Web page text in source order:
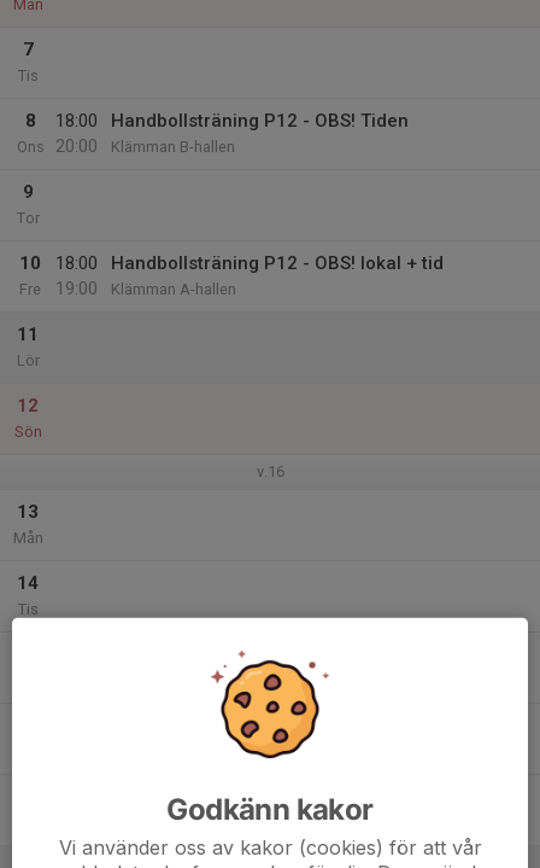
Mån
7
Tis
8
Ons
18:00
20:00
Handbollsträning P12 - OBS! Tiden
Klämman B-hallen
9
Tor
10
Fre
18:00
19:00
Handbollsträning P12 - OBS! lokal + tid
Klämman A-hallen
11
Lör
12
Sön
v.16
13
Mån
14
Tis
Handbollsträning P12 - Obs tiden!
Klämman B-hallen
Handbollsträning P12 - OBS! lokal + tid
Klämman A-hallen
Godkänn kakor
Vi använder oss av kakor (cookies) för att vår